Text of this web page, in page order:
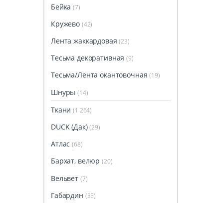
Бейка(7)
Кружево (42)
Лента жаккардовая(23)
Тесьма декоративная(9)
Тесьма/Лента окантовочная(19)
Шнуры(14)
Ткани(1 264)
DUCK (Дак) (29)
Атлас(68)
Бархат, велюр(20)
Вельвет (7)
Габардин (35)